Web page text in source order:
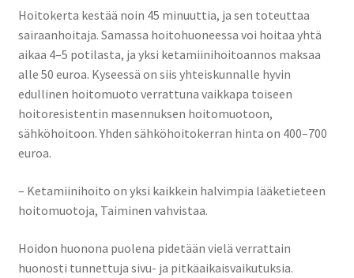
Hoitokerta kestää noin 45 minuuttia, ja sen toteuttaa
sairaanhoitaja. Samassa hoitohuoneessa voi hoitaa yhtä
aikaa 4–5 potilasta, ja yksi ketamiinihoitoannos maksaa
alle 50 euroa. Kyseessä on siis yhteiskunnalle hyvin
edullinen hoitomuoto verrattuna vaikkapa toiseen
hoitoresistentin masennuksen hoitomuotoon,
sähköhoitoon. Yhden sähköhoitokerran hinta on 400–700
euroa.
– Ketamiinihoito on yksi kaikkein halvimpia lääketieteen
hoitomuotoja, Taiminen vahvistaa.
Hoidon huonona puolena pidetään vielä verrattain
huonosti tunnettuja sivu- ja pitkäaikaisvaikutuksia.